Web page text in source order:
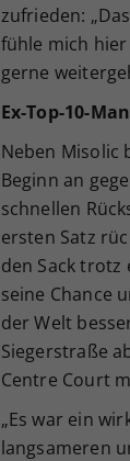
zufrieden:
fühle mich
gerne
Ex-Top-10-
Neben Misolic
Beginn an
schnellen
ersten Satz
den Sack
seine Chance
der Welt
Siegerstraße
Centre Court
„Es war ein
langsameren